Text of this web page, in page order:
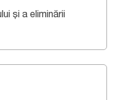
și a eliminării